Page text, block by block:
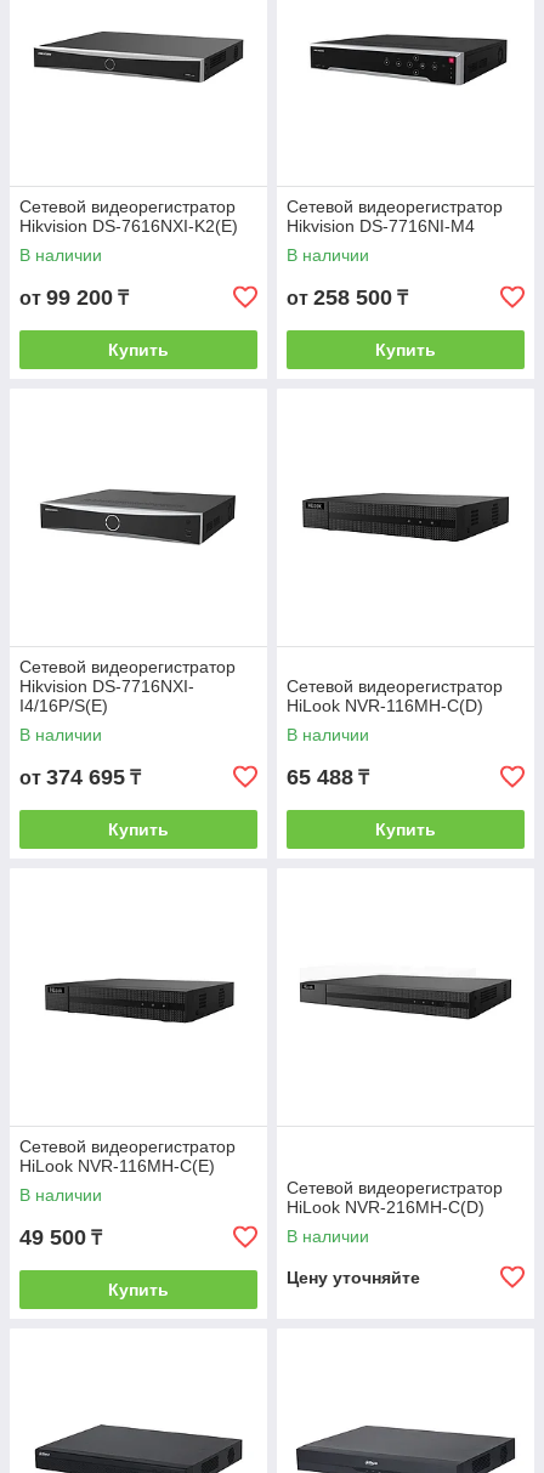
Сетевой видеорегистратор
Hikvision DS-7616NXI-K2(E)
В наличии
от 99 200 ₸
Купить
Сетевой видеорегистратор
Hikvision DS-7716NI-M4
В наличии
от 258 500 ₸
Купить
Сетевой видеорегистратор
Hikvision DS-7716NXI-
I4/16P/S(E)
В наличии
от 374 695 ₸
Купить
Сетевой видеорегистратор
HiLook NVR-116MH-C(D)
В наличии
65 488 ₸
Купить
Сетевой видеорегистратор
HiLook NVR-116MH-C(E)
В наличии
49 500 ₸
Купить
Сетевой видеорегистратор
HiLook NVR-216MH-C(D)
В наличии
Цену уточняйте